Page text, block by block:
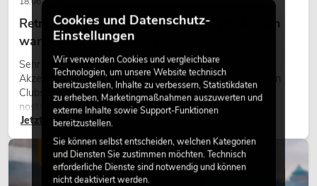
Retro-Licht im modernen Lichtdesign: Warum
warmes Licht wieder wirkt
Sehr warmes Licht, sichtbare Leuchtflächen und farbige
Akzente prägen viele aktuelle Lichtdesigns auf Bühnen, in
Clubs und bei Events. Retro-Licht ist dabei kein rein
nostalgischer Effekt, sondern ein bewusst eingesetztes
Gestaltungsmittel: Es schafft Atmosphäre, gibt Szenen
Charakter und kann technische LED-Setups emotionaler
wirken lassen.
Jetzt lesen
LICHT
Cookies und Datenschutz-
Einstellungen
Wir verwenden Cookies und vergleichbare
Technologien, um unsere Website technisch
bereitzustellen, Inhalte zu verbessern, Statistikdaten
zu erheben, Marketingmaßnahmen auszuwerten und
externe Inhalte sowie Support-Funktionen
bereitzustellen.
Sie können selbst entscheiden, welchen Kategorien
und Diensten Sie zustimmen möchten. Technisch
erforderliche Dienste sind notwendig und können
nicht deaktiviert werden.